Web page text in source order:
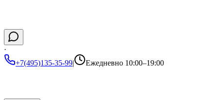
·
+7(495)135-35-99| Ежедневно 10:00–19:00